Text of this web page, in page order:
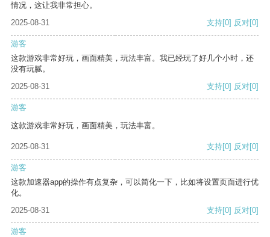
情况，这让我非常担心。
2025-08-31
支持[0] 反对[0]
游客
这款游戏非常好玩，画面精美，玩法丰富。我已经玩了好几个小时，还
没有玩腻。
2025-08-31
支持[0] 反对[0]
游客
这款游戏非常好玩，画面精美，玩法丰富。
2025-08-31 支持[0] 反对[0]
游客
这款加速器app的操作有点复杂，可以简化一下，比如将设置页面进行优
化。
2025-08-31
支持[0] 反对[0]
游客